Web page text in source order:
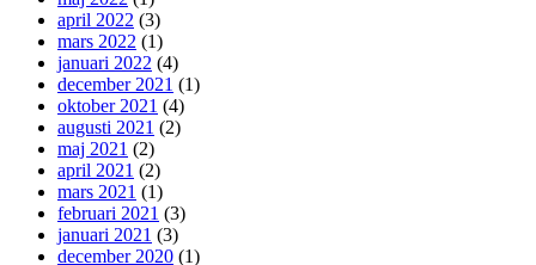
april 2022 (3)
mars 2022 (1)
januari 2022 (4)
december 2021 (1)
oktober 2021 (4)
augusti 2021 (2)
maj 2021 (2)
april 2021 (2)
mars 2021 (1)
februari 2021 (3)
januari 2021 (3)
december 2020 (1)